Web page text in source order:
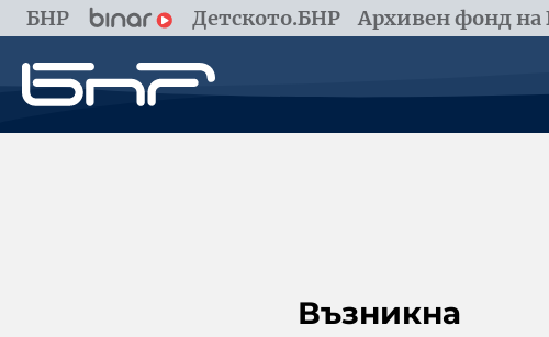
БНР Детското.БНР Архивен фонд на
Възникна